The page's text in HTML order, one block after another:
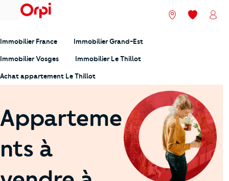
menu Nos agences
Mes
Immobilier France Immobilier Grand-Est
Immobilier Vosges Immobilier Le Thillot
Achat appartement Le Thillot
Apparteme
nts à